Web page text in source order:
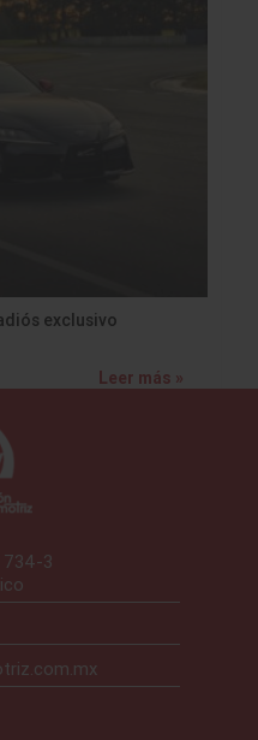
exclusivo
Leer más »
734-3